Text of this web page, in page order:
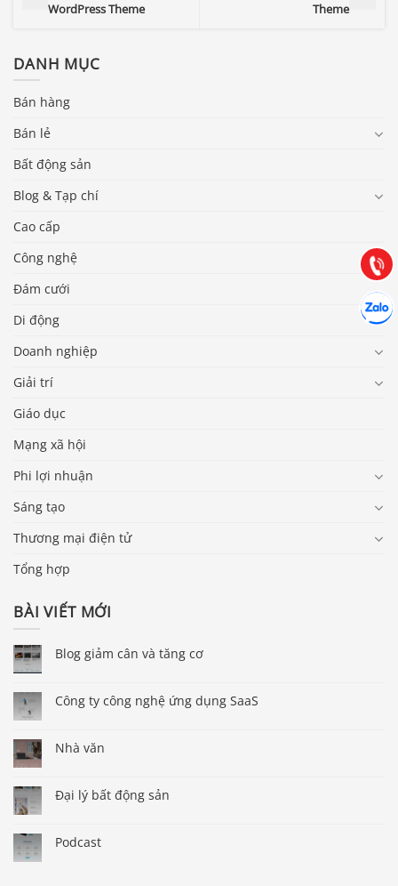
WordPress Theme
Theme
DANH MỤC
Bán hàng
Bán lẻ
Bất động sản
Blog & Tạp chí
Cao cấp
Công nghệ
Đám cưới
Di động
Doanh nghiệp
Giải trí
Giáo dục
Mạng xã hội
Phi lợi nhuận
Sáng tạo
Thương mại điện tử
Tổng hợp
BÀI VIẾT MỚI
Blog giảm cân và tăng cơ
Công ty công nghệ ứng dụng SaaS
Nhà văn
Đại lý bất động sản
Podcast
Gọi
(028) 22.166.144
Chát